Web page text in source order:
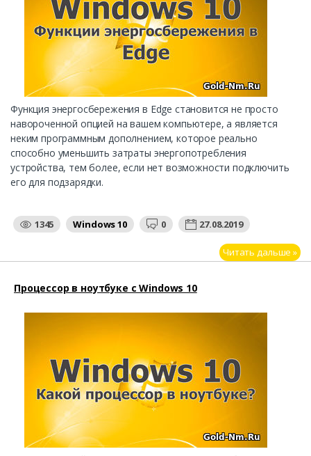
Функция энергосбережения в Edge становится не просто
навороченной опцией на вашем компьютере, а является
неким программным дополнением, которое реально
способно уменьшить затраты энергопотребления
устройства, тем более, если нет возможности подключить
его для подзарядки.
1345 Windows 10 0 27.08.2019
Читать дальше »
Процессор в ноутбуке с Windows 10